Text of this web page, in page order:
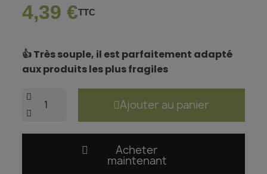
4,39 €TTC
👍 Très souple, il est parfaitement adapté
aux produits les plus fragiles
Ajouter au panier
Acheter
maintenant